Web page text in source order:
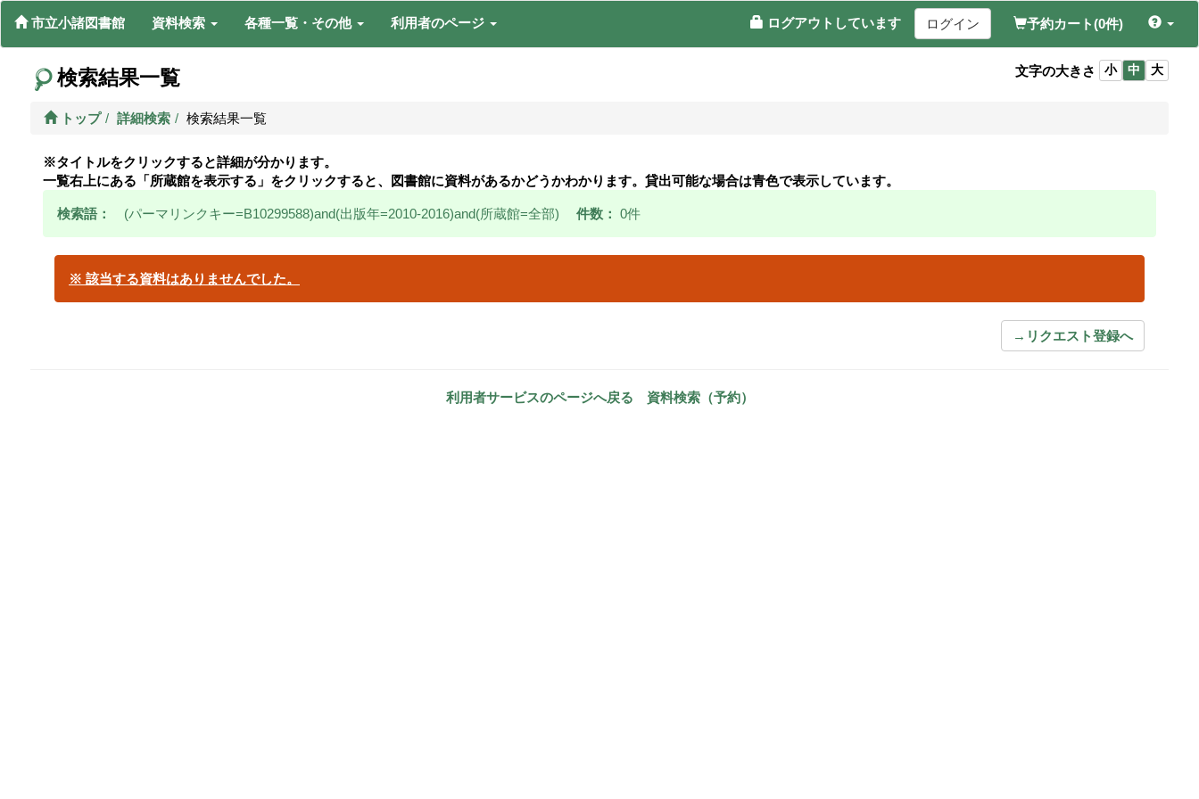
市立小諸図書館 資料検索 各種一覧・その他 利用者のページ ログアウトしています ログイン 予約カート(0件)
検索結果一覧 文字の大きさ 小 中 大
トップ 詳細検索 検索結果一覧
※タイトルをクリックすると詳細が分かります。
一覧右上にある「所蔵館を表示する」をクリックすると、図書館に資料があるかどうかわかります。貸出可能な場合は青色で表示しています。
検索語： (パーマリンクキー=B10299588)and(出版年=2010-2016)and(所蔵館=全部) 件数： 0件
※ 該当する資料はありませんでした。
→リクエスト登録へ
利用者サービスのページへ戻る 資料検索（予約）